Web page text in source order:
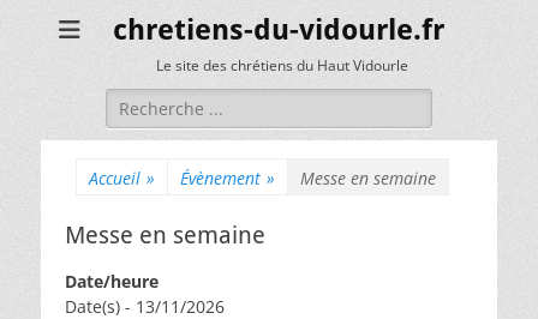
chretiens-du-vidourle.fr
Le site des chrétiens du Haut Vidourle
Rechercher :
Accueil » Évènement » Messe en semaine
Messe en semaine
Date/heure
Date(s) - 13/11/2026